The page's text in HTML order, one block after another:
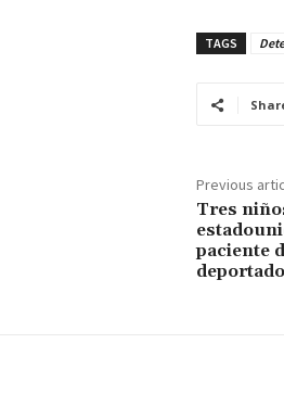
TAGS
Previous
Tres
paciente